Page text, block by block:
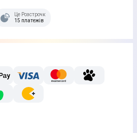
Це Розстрочка
15 платежів